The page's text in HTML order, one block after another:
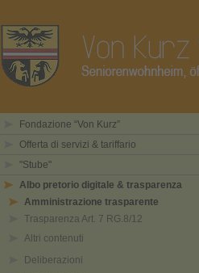
Fondazione “Von Kurz”
Offerta di servizi & tariffario
"Stube"
Albo pretorio digitale & trasparenza
Amministrazione trasparente
Trasparenza Art. 7 RG.8/12
Altri contenuti
Deliberazioni